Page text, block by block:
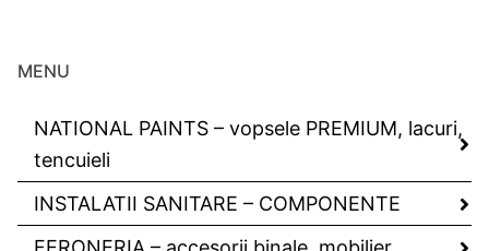
MENU
NATIONAL PAINTS – vopsele PREMIUM, lacuri,
tencuieli
INSTALATII SANITARE – COMPONENTE